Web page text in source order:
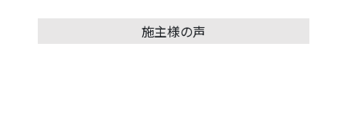
施主様の声